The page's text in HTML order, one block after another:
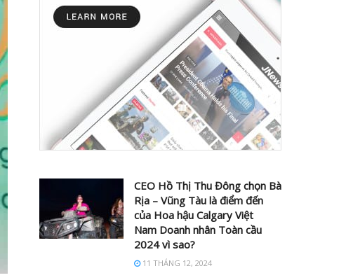
CEO Hồ Thị Thu Đông chọn Bà
Rịa – Vũng Tàu là điểm đến
của Hoa hậu Calgary Việt
Nam Doanh nhân Toàn cầu
2024 vì sao?
11 THÁNG 12, 2024